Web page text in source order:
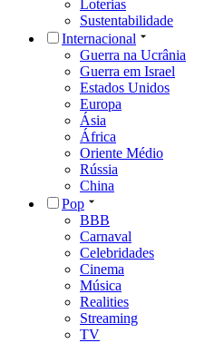
Loterias
Sustentabilidade
Internacional
Guerra na Ucrânia
Guerra em Israel
Estados Unidos
Europa
Ásia
África
Oriente Médio
Rússia
China
Pop
BBB
Carnaval
Celebridades
Cinema
Música
Realities
Streaming
TV